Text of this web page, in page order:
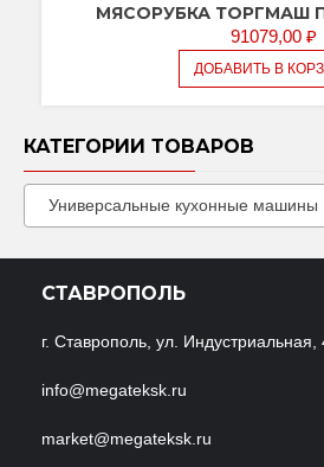
МЯСОРУБКА ТОРГМАШ
91079,00 ₽
ДОБАВИТЬ В
КАТЕГОРИИ ТОВАРОВ
Универсальные кухонные машины
СТАВРОПОЛЬ
г. Ставрополь, ул. Индустриальная,
info@megateksk.ru
market@megateksk.ru